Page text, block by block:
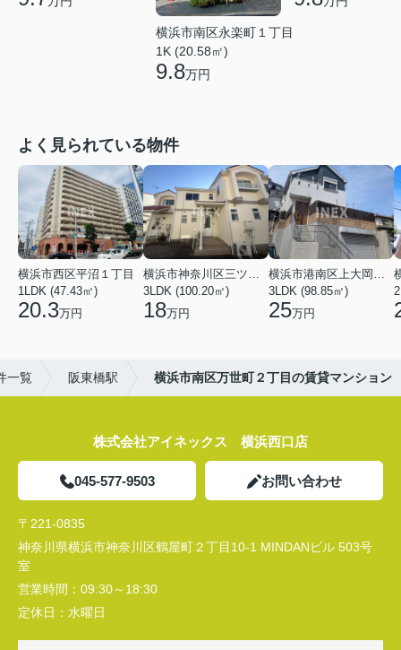
横浜市南区永楽町１丁目
1K (20.58㎡)
9.8万円
よく見られている物件
横浜市西区平沼１丁目
1LDK (47.43㎡)
20.3万円
横浜市神奈川区三ツ沢上町
3LDK (100.20㎡)
18万円
横浜市港南区上大岡東２丁目
3LDK (98.85㎡)
25万円
一覧 阪東橋駅 横浜市南区万世町２丁目の賃貸マンション
株式会社アイネックス 横浜西口店
045-577-9503 お問い合わせ
〒221-0835
神奈川県横浜市神奈川区鶴屋町２丁目10-1 MINDANビル 503号
室
営業時間： 09:30～18:30
定休日： 水曜日